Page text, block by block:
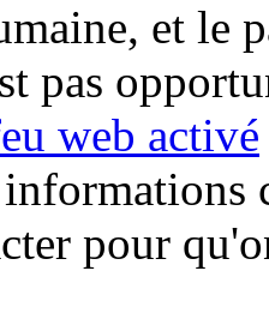
et le
pas
web activé
pour